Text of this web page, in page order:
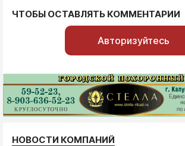
ЧТОБЫ ОСТАВЛЯТЬ КОММЕНТАРИИ
Авторизуйтесь
НОВОСТИ КОМПАНИЙ